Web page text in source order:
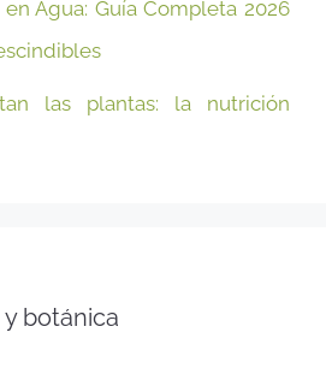
Agua: Guía Completa 2026
las plantas: la nutrición
botánica